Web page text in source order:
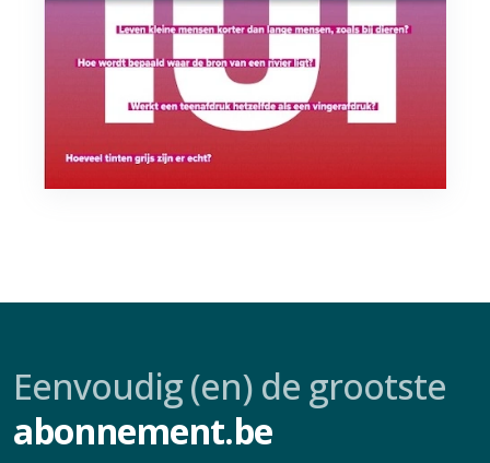
Eenvoudig (en) de grootste
abonnement.be